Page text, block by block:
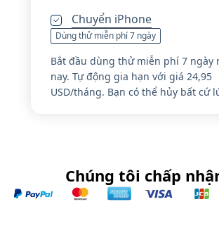
Chuyển iPhone
Dùng thử miễn phí 7 ngày
Bắt đầu dùng thử miễn phí 7 ngày
nay. Tự động gia hạn với giá 24,95
USD/tháng. Bạn có thể hủy bất cứ
Chúng tôi chấp